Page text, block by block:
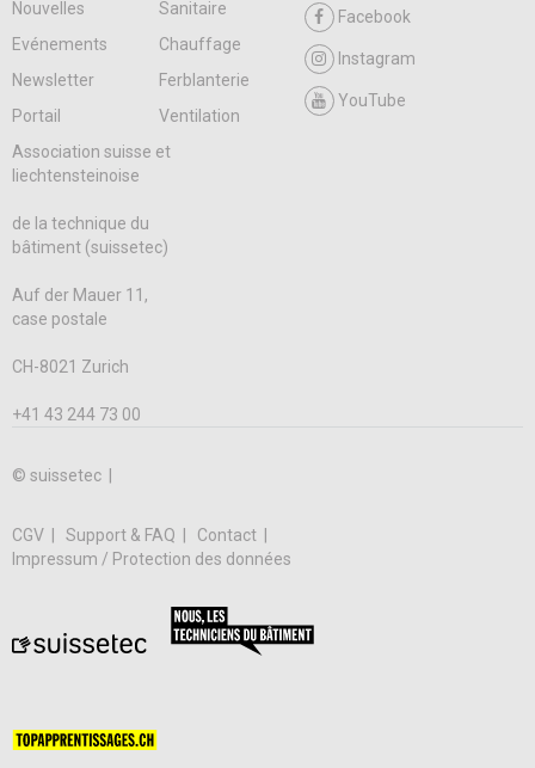
Nouvelles
Sanitaire
Evénements
Chauffage
Newsletter
Ferblanterie
Portail
Ventilation
Facebook
Instagram
YouTube
Association suisse et
liechtensteinoise
de la technique du
bâtiment (suissetec)
Auf der Mauer 11,
case postale
CH-8021 Zurich
+41 43 244 73 00
© suissetec |
CGV Support & FAQ
Contact
Impressum / Protection des données